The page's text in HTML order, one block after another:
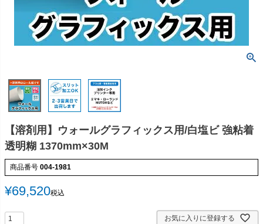
【溶剤用】ウォールグラフィックス用/白塩ビ 強粘着
透明糊 1370mm×30M
商品番号 004-1981
¥69,520税込
お気に入りに登録する